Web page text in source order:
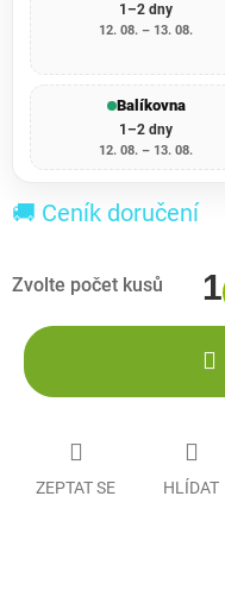
1–2 dny
12. 08. – 13. 08.
Balíkovna
1–2 dny
12. 08. – 13. 08.
🚚 Ceník doručení
ZEPTAT SE HLÍDAT